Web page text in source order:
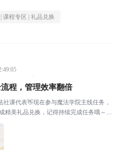
课程专区 | 礼品兑换
程，管理效率翻倍
课代表👋现在参与魔法学院主线任务，
精美礼品兑换，记得持续完成任务哦～💡
的学习，...